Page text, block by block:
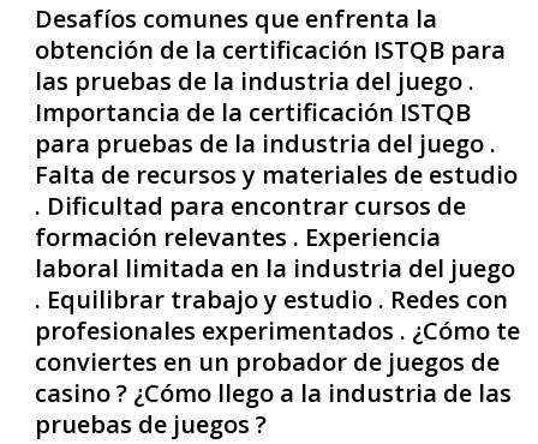
Desafíos comunes que enfrenta la
obtención de la certificación ISTQB para
las pruebas de la industria del juego .
Importancia de la certificación ISTQB
para pruebas de la industria del juego .
Falta de recursos y materiales de estudio
. Dificultad para encontrar cursos de
formación relevantes . Experiencia
laboral limitada en la industria del juego
. Equilibrar trabajo y estudio . Redes con
profesionales experimentados . ¿Cómo te
conviertes en un probador de juegos de
casino ? ¿Cómo llego a la industria de las
pruebas de juegos ?